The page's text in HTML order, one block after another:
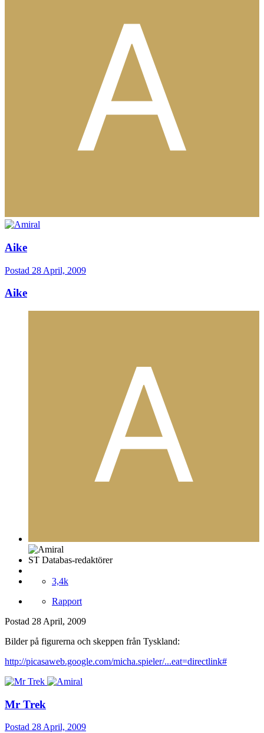
Aike
Postad 28 April, 2009
Aike
ST Databas-redaktörer
3,4k
Rapport
Postad 28 April, 2009
Bilder på figurerna och skeppen från Tyskland:
http://picasaweb.google.com/micha.spieler/...eat=directlink#
Mr Trek
Postad 28 April, 2009